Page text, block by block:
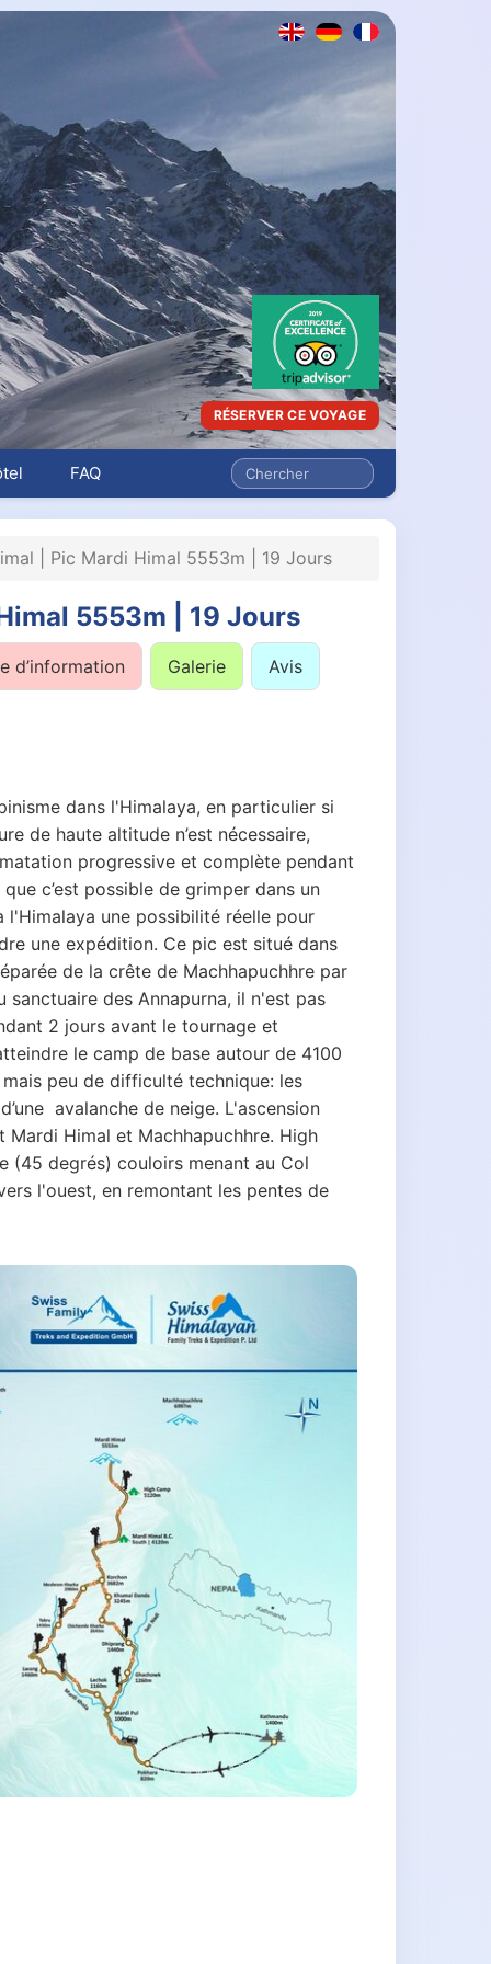
RÉSERVER CE VOYAGE
FAQ
| Pic Mardi Himal 5553m | 19 Jours
5553m | 19 Jours
d’information Galerie Avis
dans l'Himalaya, en particulier si
de haute altitude n’est nécessaire,
progressive et complète pendant
c’est possible de grimper dans un
une possibilité réelle pour
une expédition. Ce pic est situé dans
de la crête de Machhapuchhre par
des Annapurna, il n'est pas
2 jours avant le tournage et
le camp de base autour de 4100
peu de difficulté technique: les
avalanche de neige. L'ascension
Himal et Machhapuchhre. High
(45 degrés) couloirs menant au Col
l'ouest, en remontant les pentes de